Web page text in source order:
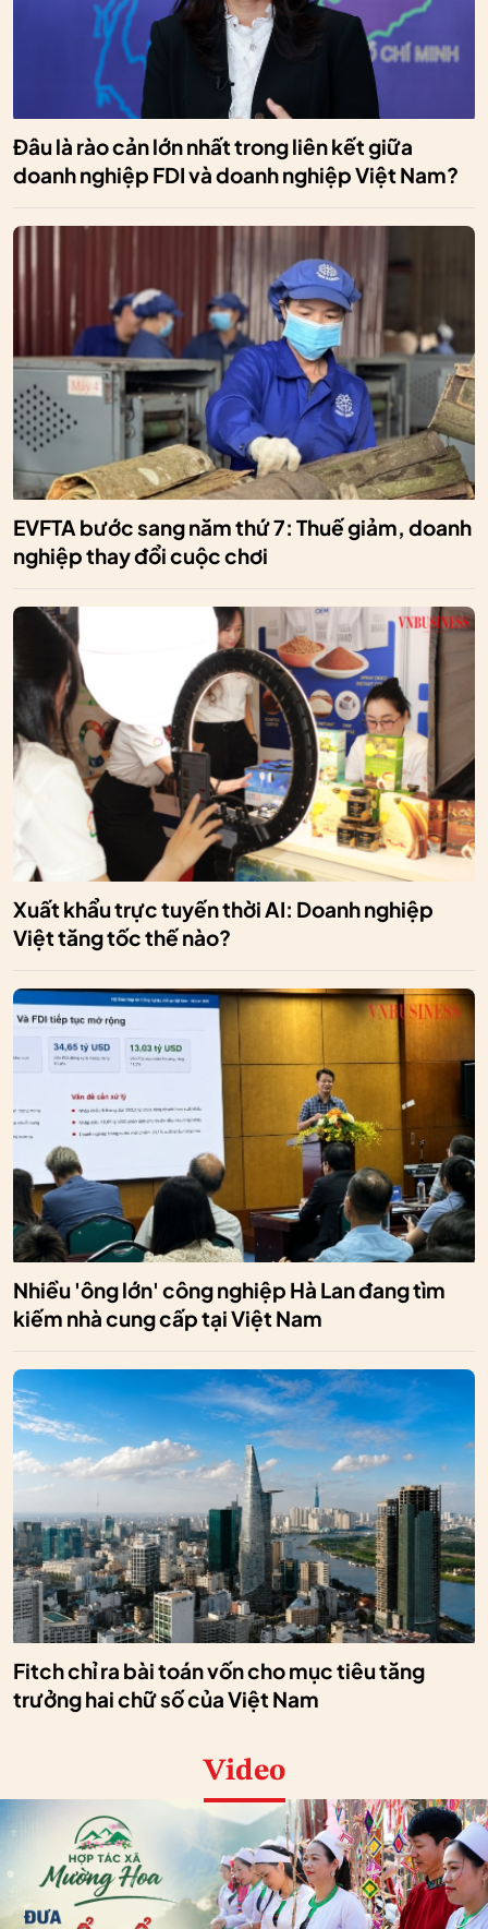
Đâu là rào cản lớn nhất trong liên kết giữa
doanh nghiệp FDI và doanh nghiệp Việt Nam?
EVFTA bước sang năm thứ 7: Thuế giảm, doanh
nghiệp thay đổi cuộc chơi
Xuất khẩu trực tuyến thời AI: Doanh nghiệp
Việt tăng tốc thế nào?
Nhiều 'ông lớn' công nghiệp Hà Lan đang tìm
kiếm nhà cung cấp tại Việt Nam
Fitch chỉ ra bài toán vốn cho mục tiêu tăng
trưởng hai chữ số của Việt Nam
Video